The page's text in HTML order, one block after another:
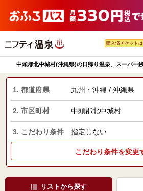
購入済チケット
中頭郡北中城村(沖縄県)の日帰り温泉、スーパー
1. 都道府県 九州・沖縄 / 沖縄県
2. 市区町村 中頭郡北中城村
3. こだわり条件 指定しない
こだわり条件を変更
リストから探す